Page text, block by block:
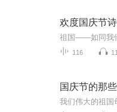
欢度国庆节
116
国庆节的那